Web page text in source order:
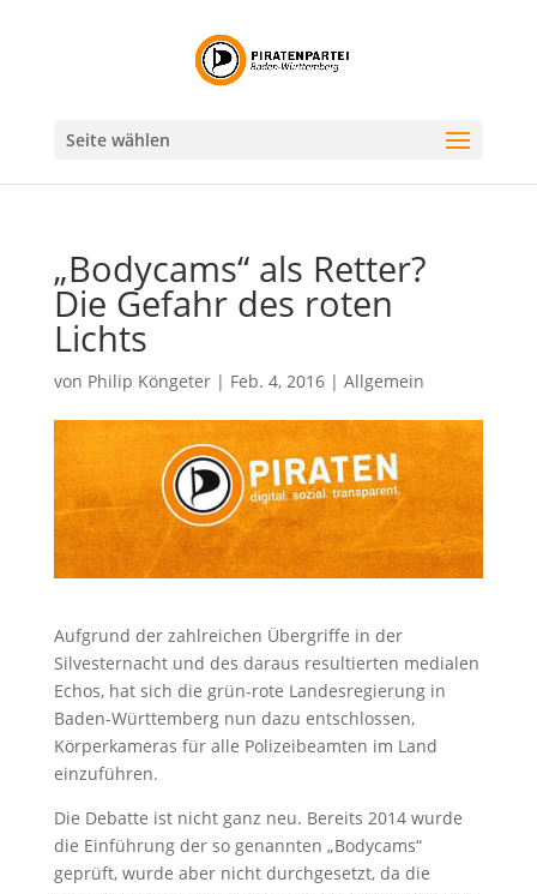
Seite wählen
„Bodycams“ als Retter?
Die Gefahr des roten
Lichts
von Philip Köngeter| Feb. 4, 2016| Allgemein
Aufgrund der zahlreichen Übergriffe in der
Silvesternacht und des daraus resultierten medialen
Echos, hat sich die grün-rote Landesregierung in
Baden-Württemberg nun dazu entschlossen,
Körperkameras für alle Polizeibeamten im Land
einzuführen.
Die Debatte ist nicht ganz neu. Bereits 2014 wurde
die Einführung der so genannten „Bodycams“
geprüft, wurde aber nicht durchgesetzt, da die